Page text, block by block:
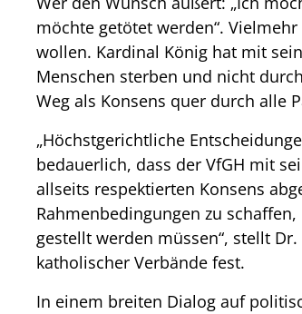
möchte getötet werden“.
wollen. Kardinal König hat mit
Menschen sterben und nicht
Weg als Konsens quer durch alle
„Höchstgerichtliche
bedauerlich, dass der VfGH mit
allseits respektierten Konsens
Rahmenbedingungen zu
gestellt werden müssen“, stellt
katholischer Verbände fest.
In einem breiten Dialog auf